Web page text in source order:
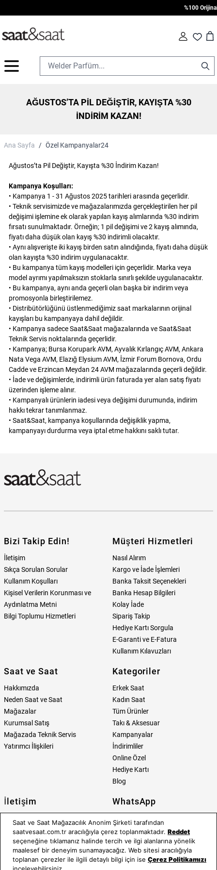
%100
Fav Cart
AĞUSTOS’TA PIL DEĞIŞTIR, KAYIŞTA %30
İNDIRIM KAZAN!
Ana Sayfa / Özel Kampanyalar24
Ağustos’ta Pil Değiştir, Kayışta %30 İndirim Kazan!
Kampanya Koşulları:
• Kampanya 1 - 31 Ağustos 2025 tarihleri arasında geçerlidir.
• Teknik servisimizde ve mağazalarımızda gerçekleştirilen her pil
değişimi işlemine ek olarak yapılan kayış alımlarında %30 indirim
fırsatı sunulmaktadır. Örneğin; 1 pil değişimi ve 2 kayış alımında,
fiyatı daha düşük olan kayış %30 indirimli olacaktır.
• Aynı alışverişte iki kayış birden satın alındığında, fiyatı daha düşük
olan kayışta %30 indirim uygulanacaktır.
• Bu kampanya tüm kayış modelleri için geçerlidir. Marka veya
model ayrımı yapılmaksızın stoklarla sınırlı şekilde uygulanacaktır.
• Bu kampanya, aynı anda geçerli olan başka bir indirim veya
promosyonla birleştirilemez.
• Distribütörlüğünü üstlenmediğimiz saat markalarının orijinal
kayışları bu kampanyaya dahil değildir.
• Kampanya sadece Saat&Saat mağazalarında ve Saat&Saat
Teknik Servis noktalarında geçerlidir.
• Kampanya; Bursa Korupark AVM, Ayvalık Kırlangıç AVM, Ankara
Nata Vega AVM, Elazığ Elysium AVM, İzmir Forum Bornova, Ordu
Cadde ve Erzincan Meydan 24 AVM mağazalarında geçerli değildir.
• İade ve değişimlerde, indirimli ürün faturada yer alan satış fiyatı
üzerinden işleme alınır.
• Kampanyalı ürünlerin iadesi veya değişimi durumunda, indirim
hakkı tekrar tanımlanmaz.
• Saat&Saat, kampanya koşullarında değişiklik yapma,
kampanyayı durdurma veya iptal etme hakkını saklı tutar.
Bizi Takip Edin!
İletişim
Sıkça Sorulan Sorular
Kullanım Koşulları
Kişisel Verilerin Korunması ve
Aydınlatma Metni
Bilgi Toplumu Hizmetleri
Müşteri Hizmetleri
Nasıl Alırım
Kargo ve İade İşlemleri
Banka Taksit Seçenekleri
Banka Hesap Bilgileri
Kolay İade
Sipariş Takip
Hediye Kartı Sorgula
E-Garanti ve E-Fatura
Kullanım Kılavuzları
Saat ve Saat
Hakkımızda
Neden Saat ve Saat
Mağazalar
Kurumsal Satış
Mağazada Teknik Servis
Yatırımcı İlişkileri
Kategoriler
Erkek Saat
Kadın Saat
Tüm Ürünler
Takı & Aksesuar
Kampanyalar
İndirimliler
Online Özel
Hediye Kartı
Blog
İletişim WhatsApp
Bizi Takip Edin Bize Ulaşın
Saat ve Saat Mağazacılık Anonim Şirketi tarafından
saatvesaat.com.tr aracılığıyla çerez toplanmaktadır. Reddet
seçeneğine tıklamanız halinde tercih ve ilgi alanlarına yönelik
maalesef bir deneyim sunamayacağız. Web sitesi aracılığıyla
toplanan çerezler ile ilgili detaylı bilgi için ise Çerez Politikamızı